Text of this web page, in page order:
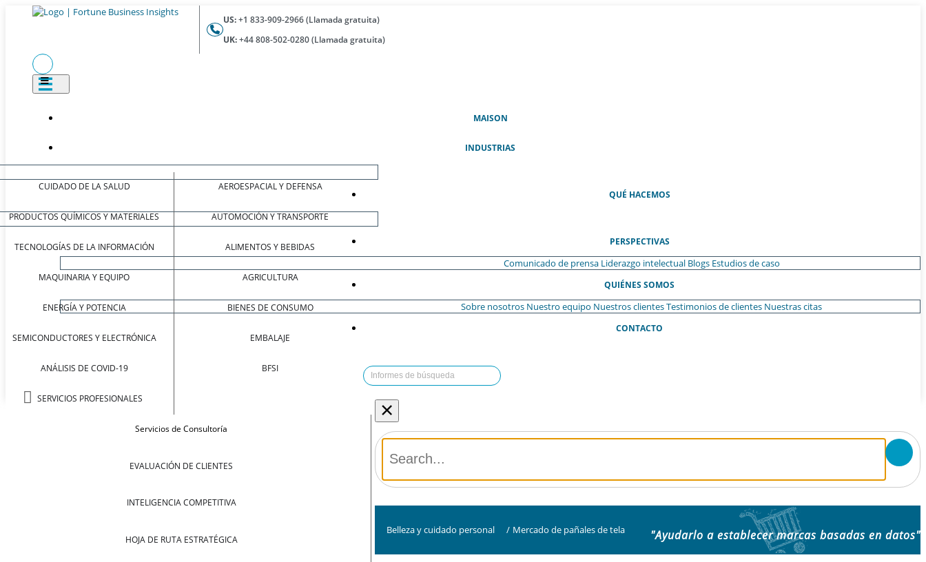
US:+1 833-909-2966 (Llamada gratuita)
UK:+44 808-502-0280 (Llamada gratuita)
MAISON(ACTUAL)
INDUSTRIAS
CUIDADO DE LA SALUD
PRODUCTOS QUÍMICOS Y MATERIALES
TECNOLOGÍAS DE LA INFORMACIÓN
MAQUINARIA Y EQUIPO
ENERGÍA Y POTENCIA
SEMICONDUCTORES Y ELECTRÓNICA
ANÁLISIS DE COVID-19
SERVICIOS PROFESIONALES
AEROESPACIAL Y DEFENSA
AUTOMOCIÓN Y TRANSPORTE
ALIMENTOS Y BEBIDAS
AGRICULTURA
BIENES DE CONSUMO
EMBALAJE
BFSI
QUÉ HACEMOS
Servicios de Consultoría
EVALUACIÓN DE CLIENTES
INTELIGENCIA COMPETITIVA
HOJA DE RUTA ESTRATÉGICA
PERSPECTIVAS
Comunicado de prensa Liderazgo intelectual Blogs Estudios de caso
QUIÉNES SOMOS
Sobre nosotros Nuestro equipo Nuestros clientesTestimonios de clientes Nuestras citas
CONTACTO
×
Belleza y cuidado personal / Mercado de pañales de tela "Ayudarlo a establecer marcas basadas en datos"